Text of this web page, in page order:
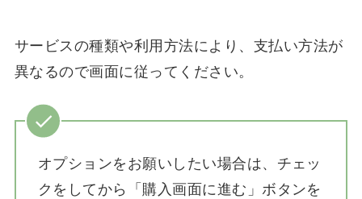
サービスの種類や利用方法により、支払い方法が
異なるので画面に従ってください。
オプションをお願いしたい場合は、チェッ
クをしてから「購入画面に進む」ボタンを